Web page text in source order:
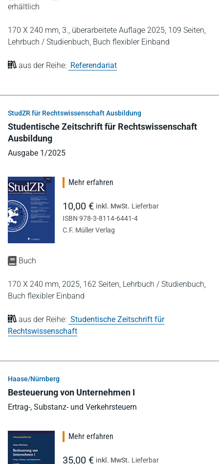
erhältlich
170 X 240 mm, 3., überarbeitete Auflage 2025, 109 Seiten,
Lehrbuch / Studienbuch, Buch flexibler Einband
aus der Reihe: Referendariat
StudZR für Rechtswissenschaft Ausbildung
Studentische Zeitschrift für Rechtswissenschaft
Ausbildung
Ausgabe 1/2025
Buch
170 X 240 mm, 2025, 162 Seiten, Lehrbuch / Studienbuch,
Buch flexibler Einband
aus der Reihe: Studentische Zeitschrift für
Rechtswissenschaft
Mehr erfahren
10,00 € inkl. MwSt. Lieferbar
ISBN 978-3-8114-6441-4
C.F. Müller Verlag
Haase/Nürnberg
Besteuerung von Unternehmen I
Ertrag-, Substanz- und Verkehrsteuern
Mehr erfahren
35,00 € inkl. MwSt. Lieferbar